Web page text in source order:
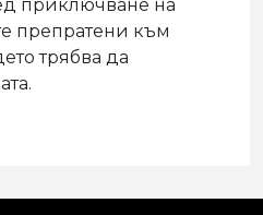
приключване на
препрaтени към
трябва да